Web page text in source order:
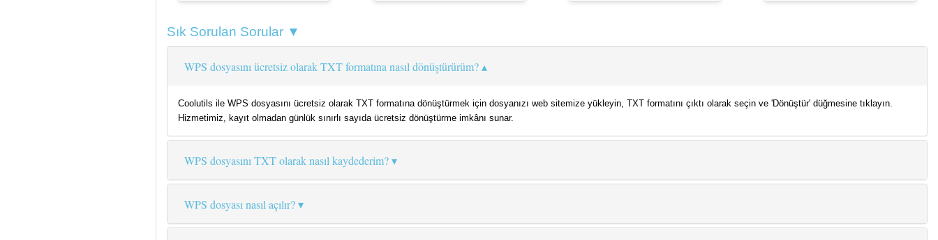
Sık Sorulan Sorular ▼
WPS dosyasını ücretsiz olarak TXT formatına nasıl dönüştürürüm?
Coolutils ile WPS dosyasını ücretsiz olarak TXT formatına dönüştürmek için dosyanızı web sitemize yükleyin, TXT formatını çıktı olarak seçin ve 'Dönüştür' düğmesine tıklayın.
Hizmetimiz, kayıt olmadan günlük sınırlı sayıda ücretsiz dönüştürme imkânı sunar.
WPS dosyasını TXT olarak nasıl kaydederim?
WPS dosyası nasıl açılır?